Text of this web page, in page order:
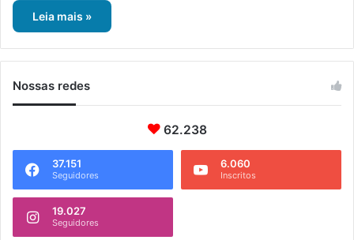
Leia mais »
Nossas redes
62.238
37.151
Seguidores
6.060
Inscritos
19.027
Seguidores